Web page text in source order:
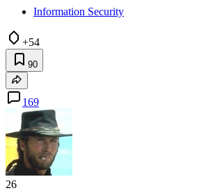
Information Security
+54
90
169
26